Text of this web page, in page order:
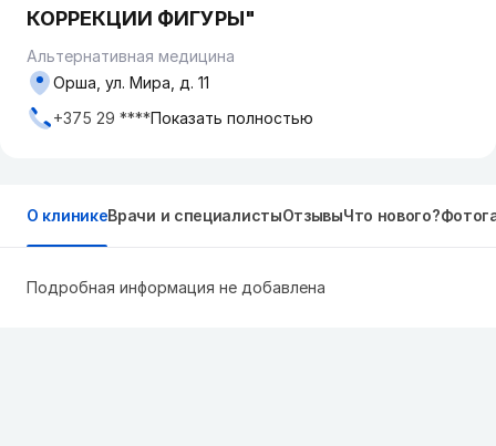
КОРРЕКЦИИ ФИГУРЫ"
Альтернативная медицина
Орша, ул. Мира, д. 11
+375 29 ****Показать полностью
О клиникеВрачи и специалистыОтзывыЧто нового?
Подробная информация не добавлена